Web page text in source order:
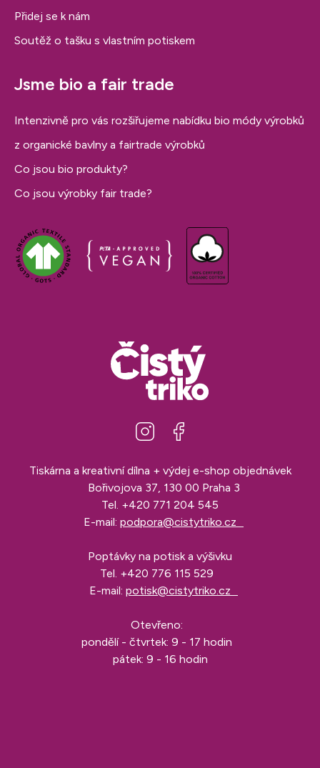
Přidej se k nám
Soutěž o tašku s vlastním potiskem
Jsme bio a fair trade
Intenzivně pro vás rozšiřujeme nabídku bio módy výrobků
z organické bavlny a fairtrade výrobků
Co jsou bio produkty?
Co jsou výrobky fair trade?
Tiskárna a kreativní dílna + výdej e-shop objednávek
Bořivojova 37, 130 00 Praha 3
Tel. +420 771 204 545
E-mail: podpora@cistytriko.cz
Poptávky na potisk a výšivku
Tel. +420 776 115 529
E-mail: potisk@cistytriko.cz
Otevřeno:
pondělí - čtvrtek: 9 - 17 hodin
pátek: 9 - 16 hodin